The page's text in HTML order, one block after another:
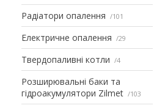
Радіатори опалення 101
Електричне опалення 29
Твердопаливні котли 4
Розширювальні баки та
гідроакумулятори Zilmet
103